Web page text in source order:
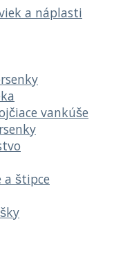
a náplasti
vankúše
a štipce